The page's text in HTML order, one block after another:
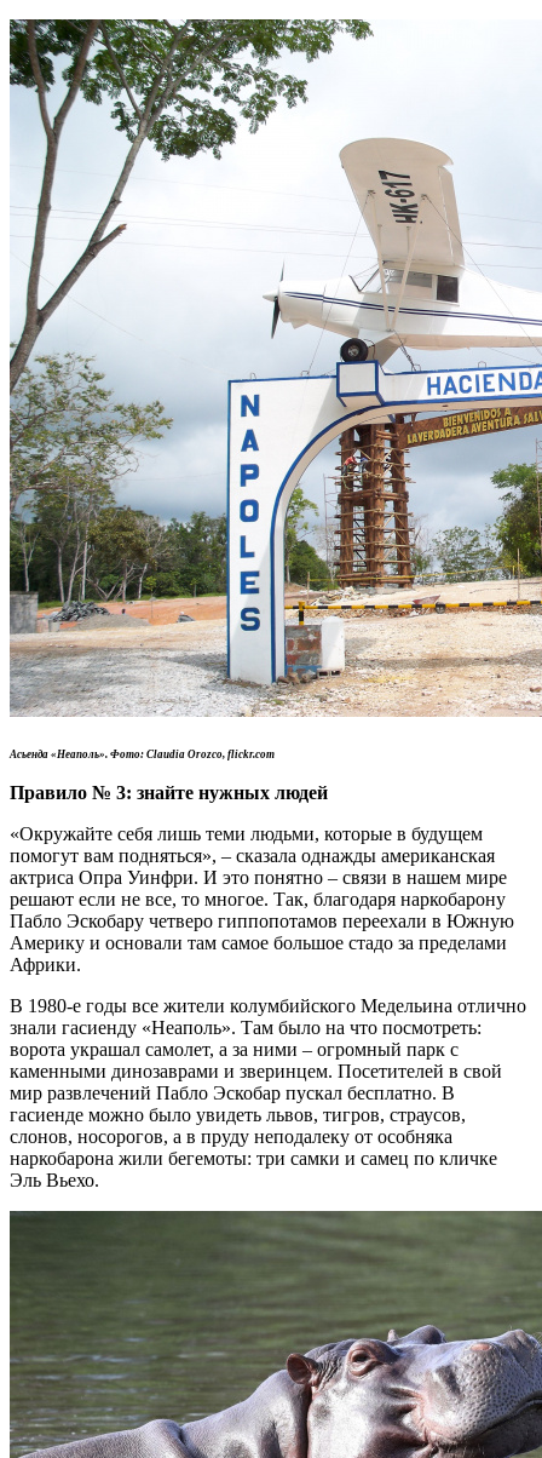
Асьенда «Неаполь». Фото: Claudia Orozco, flickr.com
Правило № 3: знайте нужных людей
«Окружайте себя лишь теми людьми, которые в будущем
помогут вам подняться», – сказала однажды американская
актриса Опра Уинфри. И это понятно – связи в нашем мире
решают если не все, то многое. Так, благодаря наркобарону
Пабло Эскобару четверо гиппопотамов переехали в Южную
Америку и основали там самое большое стадо за пределами
Африки.
В 1980-е годы все жители колумбийского Медельина отлично
знали гасиенду «Неаполь». Там было на что посмотреть:
ворота украшал самолет, а за ними – огромный парк с
каменными динозаврами и зверинцем. Посетителей в свой
мир развлечений Пабло Эскобар пускал бесплатно. В
гасиенде можно было увидеть львов, тигров, страусов,
слонов, носорогов, а в пруду неподалеку от особняка
наркобарона жили бегемоты: три самки и самец по кличке
Эль Вьехо.